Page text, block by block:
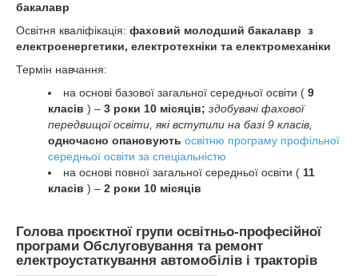
бакалавр
Освітня кваліфікація: фаховий молодший бакалавр з
електроенергетики, електротехніки та електромеханіки
Термін навчання:
на основі базової загальної середньої освіти ( 9
класів ) – 3 роки 10 місяців; здобувачі фахової
передвищої освіти, які вступили на базі 9 класів,
одночасно опановують освітню програму профільної
середньої освіти за спеціальністю
на основі повної загальної середньої освіти ( 11
класів ) – 2 роки 10 місяців
Голова проєктної групи освітньо-професійної
програми Обслуговування та ремонт
електроустаткування автомобілів і тракторів